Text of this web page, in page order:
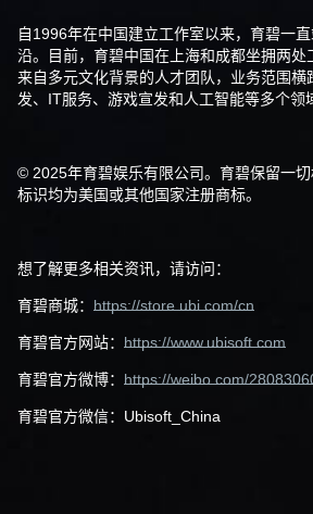
自1996年在中国建立工作室以来，育碧一
沿。目前，育碧中国在上海和成都坐拥两处
来自多元文化背景的人才团队，业务范围横
发、IT服务、游戏宣发和人工智能等多个领
© 2025年育碧娱乐有限公司。育碧保留一
标识均为美国或其他国家注册商标。
想了解更多相关资讯，请访问：
育碧商城： https://store.ubi.com/cn
育碧官方网站： https://www.ubisoft.com
育碧官方微博： https://weibo.com/
育碧官方微信：Ubisoft_China